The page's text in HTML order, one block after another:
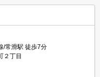
/常滑駅 徒歩7分
２丁目